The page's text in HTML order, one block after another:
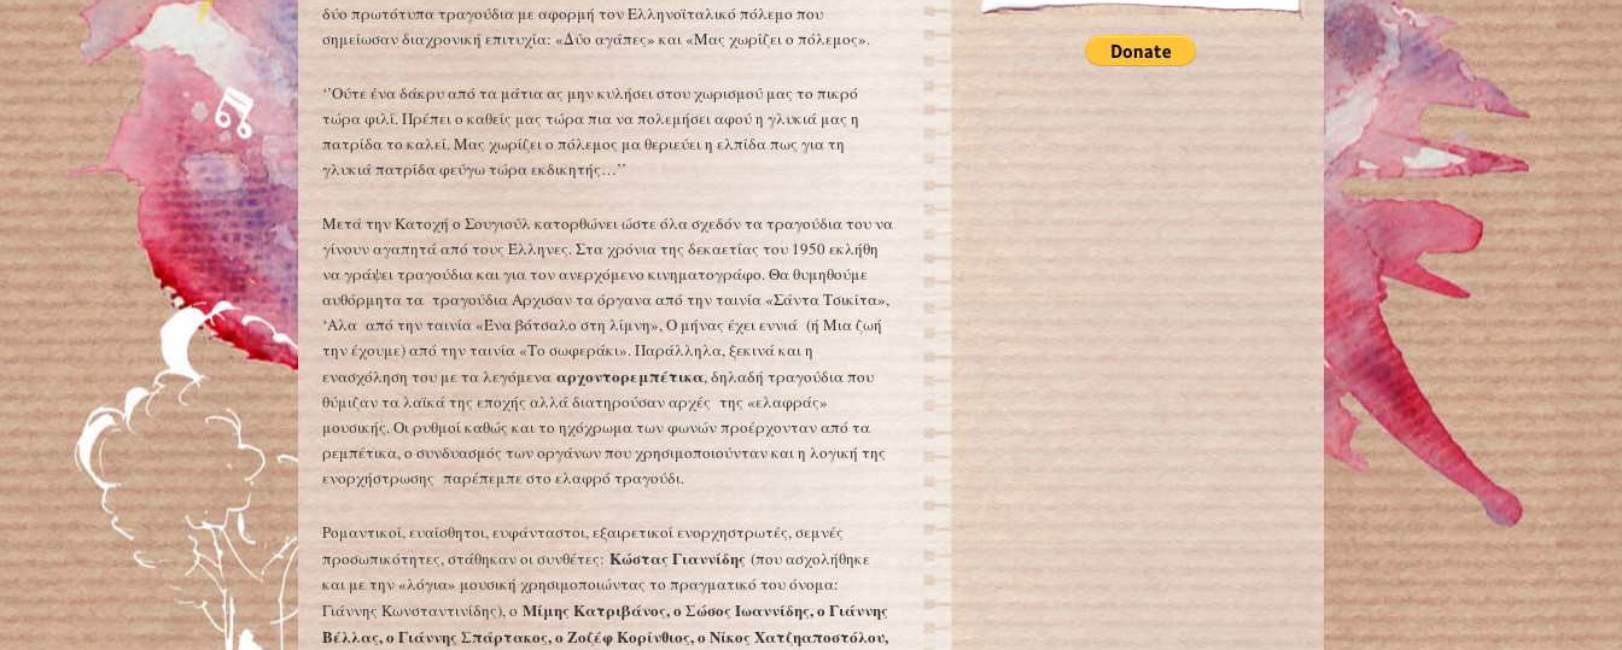
δύο πρωτότυπα τραγούδια με αφορμή τον Ελληνοϊταλικό πόλεμο που
σημείωσαν διαχρονική επιτυχία: «Δύο αγάπες» και «Μας χωρίζει ο πόλεμος».
‘’Ούτε ένα δάκρυ από τα μάτια ας μην κυλήσει στου χωρισμού μας το πικρό
τώρα φιλί. Πρέπει ο καθείς μας τώρα πια να πολεμήσει αφού η γλυκιά μας η
πατρίδα το καλεί. Μας χωρίζει ο πόλεμος μα θεριεύει η ελπίδα πως για τη
γλυκιά πατρίδα φεύγω τώρα εκδικητής…’’
Μετά την Κατοχή ο Σουγιούλ κατορθώνει ώστε όλα σχεδόν τα τραγούδια του να
γίνουν αγαπητά από τους Έλληνες. Στα χρόνια της δεκαετίας του 1950 εκλήθη
να γράψει τραγούδια και για τον ανερχόμενο κινηματογράφο. Θα θυμηθούμε
αυθόρμητα τα τραγούδια Aρχισαν τα όργανα από την ταινία «Σάντα Τσικίτα»,
‘Aλα από την ταινία «Ένα βότσαλο στη λίμνη», Ο μήνας έχει εννιά (ή Μια ζωή
την έχουμε) από την ταινία «Το σωφεράκι». Παράλληλα, ξεκινά και η
ενασχόληση του με τα λεγόμενα αρχοντορεμπέτικα, δηλαδή τραγούδια που
θύμιζαν τα λαϊκά της εποχής αλλά διατηρούσαν αρχές της «ελαφράς»
μουσικής. Οι ρυθμοί καθώς και το ηχόχρωμα των φωνών προέρχονταν από τα
ρεμπέτικα, ο συνδυασμός των οργάνων που χρησιμοποιούνταν και η λογική της
ενορχήστρωσης παρέπεμπε στο ελαφρό τραγούδι.
Ρομαντικοί, ευαίσθητοι, ευφάνταστοι, εξαιρετικοί ενορχηστρωτές, σεμνές
προσωπικότητες, στάθηκαν οι συνθέτες: Κώστας Γιαννίδης (που ασχολήθηκε
και με την «λόγια» μουσική χρησιμοποιώντας το πραγματικό του όνομα:
Γιάννης Κωνσταντινίδης), ο Μίμης Κατριβάνος, ο Σώσος Ιωαννίδης, ο Γιάννης
Βέλλας, ο Γιάννης Σπάρτακος, ο Ζοζέφ Κορίνθιος, ο Νίκος Χατζηαποστόλου,